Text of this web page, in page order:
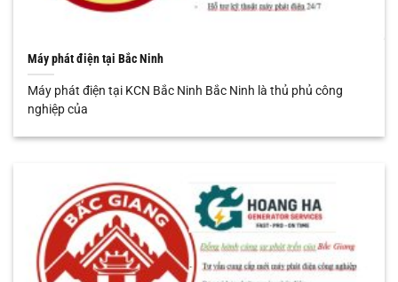
Máy phát điện tại Bắc Ninh
Máy phát điện tại KCN Bắc Ninh Bắc Ninh là thủ phủ công
nghiệp của